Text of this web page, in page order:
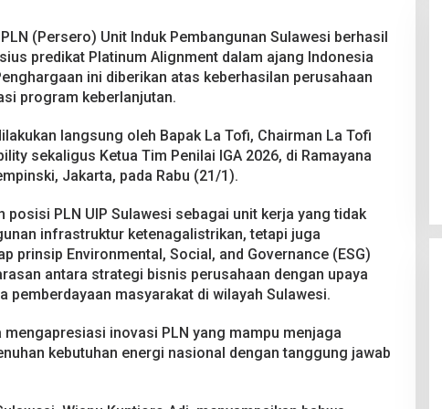
PLN (Persero) Unit Induk Pembangunan Sulawesi berhasil
predikat Platinum Alignment dalam ajang Indonesia
ini diberikan atas keberhasilan perusahaan
program keberlanjutan.
langsung oleh Bapak La Tofi, Chairman La Tofi
sekaligus Ketua Tim Penilai IGA 2026, di Ramayana
Jakarta, pada Rabu (21/1).
posisi PLN UIP Sulawesi sebagai unit kerja yang tidak
infrastruktur ketenagalistrikan, tetapi juga
prinsip Environmental, Social, and Governance (ESG)
antara strategi bisnis perusahaan dengan upaya
pemberdayaan masyarakat di wilayah Sulawesi.
mengapresiasi inovasi PLN yang mampu menjaga
kebutuhan energi nasional dengan tanggung jawab
Pesta Pernikahan Berakhir
Mencekam, Mahasiswa Ditikam
Badik Usai Cekcok saat Pesta
Miras
Di Kriminal